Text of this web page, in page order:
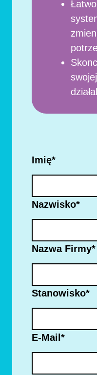
Imię*
Nazwisko*
Nazwa Firmy*
Stanowisko*
E-Mail *